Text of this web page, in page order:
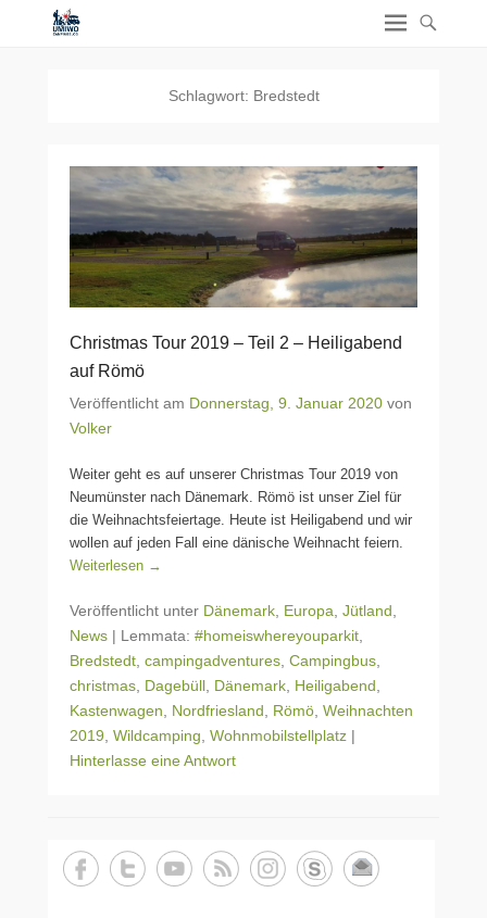
Schlagwort: Bredstedt
Christmas Tour 2019 – Teil 2 – Heiligabend
auf Römö
Veröffentlicht am Donnerstag, 9. Januar 2020 von
Volker
Weiter geht es auf unserer Christmas Tour 2019 von
Neumünster nach Dänemark. Römö ist unser Ziel für
die Weihnachtsfeiertage. Heute ist Heiligabend und wir
wollen auf jeden Fall eine dänische Weihnacht feiern.
Weiterlesen →
Veröffentlicht unter Dänemark Europa Jütland
News | Lemmata: #homeiswhereyouparkit
Bredstedt campingadventures Campingbus
christmas Dagebüll Dänemark Heiligabend
Kastenwagen
Nordfriesland Römö Weihnachten
2019 Wildcamping Wohnmobilstellplatz |
Hinterlasse eine Antwort